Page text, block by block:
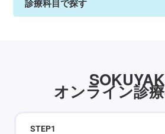
診療科目で探す
オンライン診
STEP1